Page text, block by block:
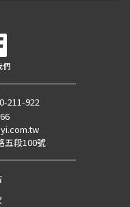
們
211-922
五段100號